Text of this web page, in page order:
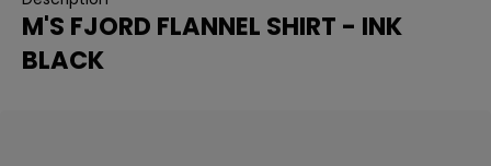
M'S FJORD FLANNEL SHIRT - INK
BLACK